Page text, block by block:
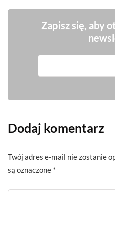
Zapisz się, aby
Dodaj komentarz
Twój adres e-mail nie zostanie
są oznaczone *